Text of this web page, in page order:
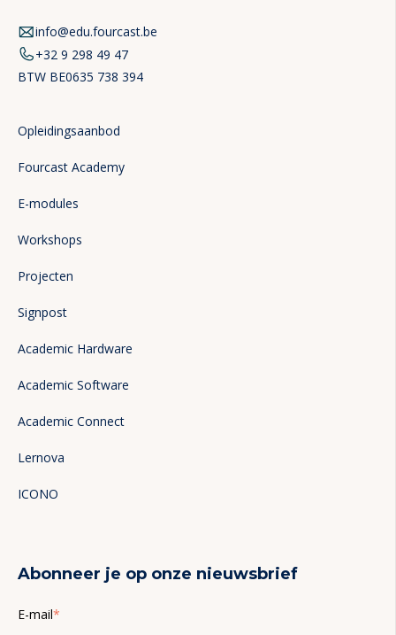
info@edu.fourcast.be
+32 9 298 49 47
BTW BE0635 738 394
Opleidingsaanbod
Fourcast Academy
E-modules
Workshops
Projecten
Signpost
Academic Hardware
Academic Software
Academic Connect
Lernova
ICONO
Abonneer je op onze nieuwsbrief
E-mail*